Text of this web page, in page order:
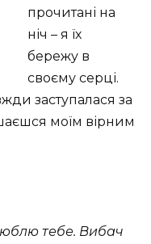
прочитані на
ніч – я їх
бережу в
своєму серці.
заступалася за
моїм вірним
тебе. Вибач